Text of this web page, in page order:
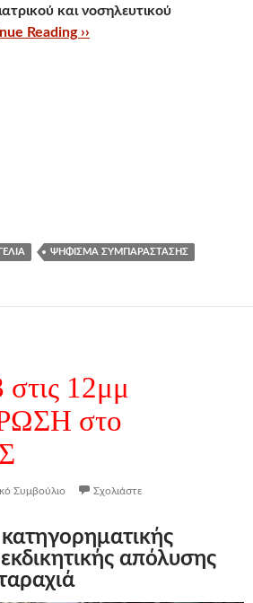
και νοσηλευτικού
Reading ››
ΨΉΦΙΣΜΑ ΣΥΜΠΑΡΆΣΤΑΣΗΣ
12μμ
στο
Συμβούλιο Σχολιάστε
απόλυσης